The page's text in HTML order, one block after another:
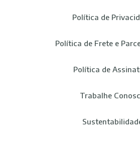
Política de
Política de Frete e
Política de
Trabalhe